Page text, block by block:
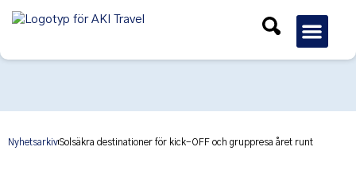
NyhetsarkivSolsäkra destinationer för kick-OFF och gruppresa året runt